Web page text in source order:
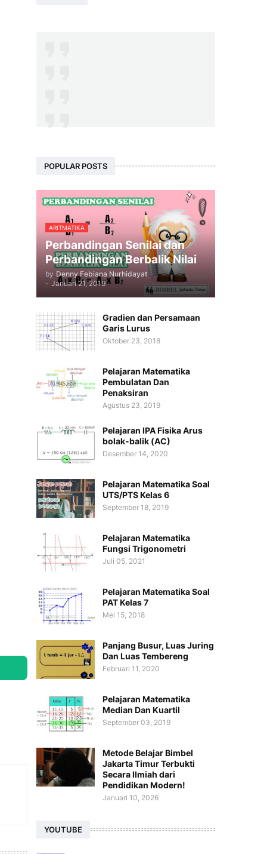
POPULAR POSTS
ARITMATIKA
Perbandingan Senilai dan
Perbandingan Berbalik Nilai
by Denny Febiana Nurhidayat
- Januari 21, 2019
Gradien dan Persamaan
Garis Lurus
Oktober 23, 2018
Pelajaran Matematika
Pembulatan Dan
Penaksiran
Agustus 23, 2019
Pelajaran IPA Fisika Arus
bolak-balik (AC)
Desember 14, 2020
Pelajaran Matematika Soal
UTS/PTS Kelas 6
September 18, 2019
Pelajaran Matematika
Fungsi Trigonometri
Juli 05, 2021
Pelajaran Matematika Soal
PAT Kelas 7
Mei 15, 2018
Panjang Busur, Luas Juring
Dan Luas Tembereng
Februari 11, 2020
Pelajaran Matematika
Median Dan Kuartil
September 03, 2019
Metode Belajar Bimbel
Jakarta Timur Terbukti
Secara Ilmiah dari
Pendidikan Modern!
Januari 10, 2026
YOUTUBE